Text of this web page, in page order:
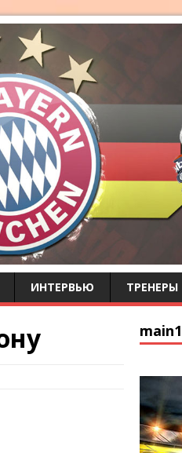
ИНТЕРВЬЮ ТРЕНЕРЫ
main1